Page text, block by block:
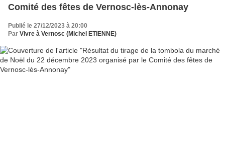
Comité des fêtes de Vernosc-lès-Annonay
Publié le 27/12/2023 à 20:00
Par Vivre à Vernosc (Michel ETIENNE)